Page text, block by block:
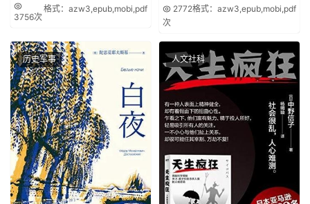
3756次
格式：azw3,epub,mobi,pdf
2772
次
格式：azw3,epub,mobi,pdf
历史军事 人文社科